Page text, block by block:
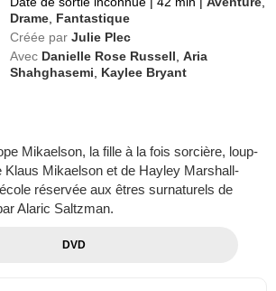
Drame Fantastique
Créée par Julie Plec
Avec Danielle Rose Russell ,Aria
Shahghasemi
Kaylee Bryant
Mikaelson, la fille à la fois sorcière, loup-
Klaus Mikaelson et de Hayley Marshall-
réservée aux êtres surnaturels de
Alaric Saltzman.
DVD